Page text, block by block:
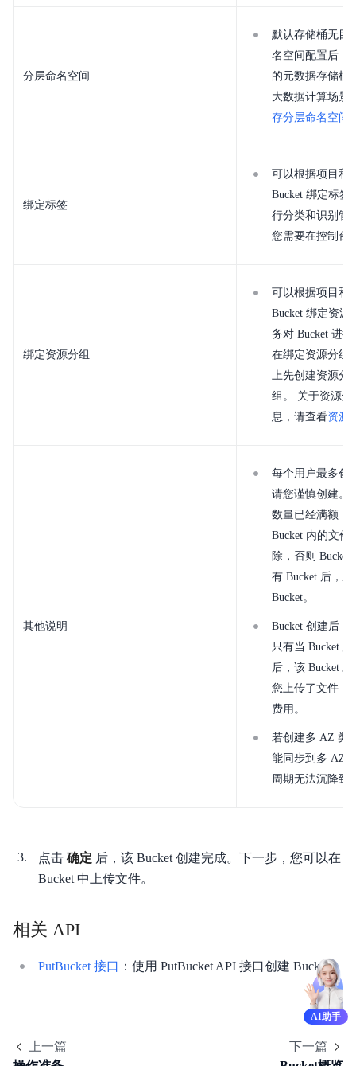
分层命名空间
默认存储桶无目
名空间配置后，
的元数据存储桶
大数据计算场景
存分层命名空间
绑定标签
可以根据项目和
Bucket 绑定标签
行分类和识别管
您需要在控制台
绑定资源分组
可以根据项目和
Bucket 绑定资源
务对 Bucket 进
在绑定资源分组
上先创建资源分
组。 关于资源
息，请查看资源
其他说明
每个用户最多创
请您谨慎创建。
数量已经满额，
Bucket 内的文件
除，否则
有 Bucket 后，
Bucket。
Bucket 创建后，
只有当 Bucket
后，该 Bucket
您上传了文件，
费用。
若创建多 AZ 类
能同步到多 AZ
周期无法沉降到
点击 确定 后，该 Bucket 创建完成。下一步，您可以在
Bucket 中上传文件。
相关 API
PutBucket 接口 ：使用 PutBucket API 接口创建 Bucket。
上一篇
下一篇
AI助手